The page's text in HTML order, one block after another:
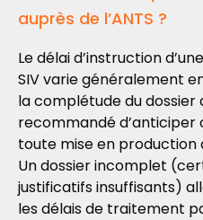
auprès de l’ANTS ?
Le délai d’instruction
SIV varie généralement
la complétude du dossier
recommandé
toute mise en production
Un dossier incomplet
justificatifs insuffisants)
les délais de traitement